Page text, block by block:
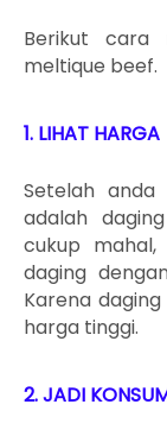
Berikut cara
meltique beef.
1. LIHAT HARGA
Setelah anda
adalah
cukup mahal,
daging
Karena
harga tinggi.
2. JADI